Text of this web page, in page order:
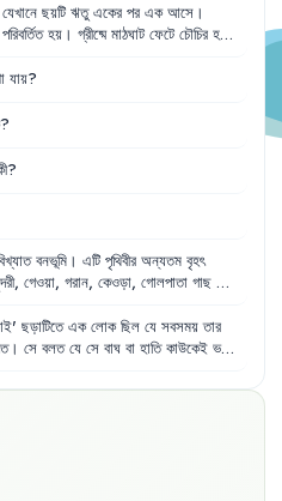
যেখানে ছয়টি ঋতু একের পর এক আসে ।
পরিবর্তিত হয় । গ্রীষ্মে মাঠঘাট ফেটে চৌচির হয়,
ঠান্ডা
যায়?
?
?
বনভূমি । এটি পৃথিবীর অন্যতম বৃহৎ
, গেওয়া, গরান, কেওড়া, গোলপাতা গাছ দেখা
' ছড়াটিতে এক লোক ছিল যে সবসময় তার
। সে বলত যে সে বাঘ বা হাতি কাউকেই ভয়
। কিন্তু একদিন ভোরে দেখা গেল যে, সেই